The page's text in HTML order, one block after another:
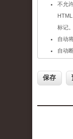
不允
HTML
标记。
自动
自动